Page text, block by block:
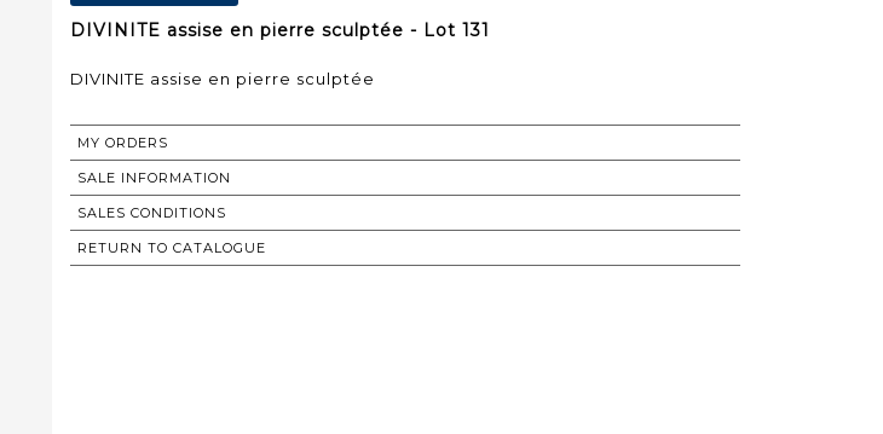
DIVINITE assise en pierre sculptée - Lot 131
DIVINITE assise en pierre sculptée
MY ORDERS
SALE INFORMATION
SALES CONDITIONS
RETURN TO CATALOGUE